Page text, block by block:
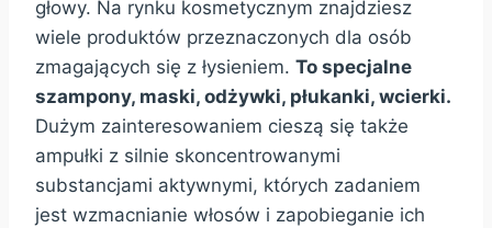
głowy. Na rynku kosmetycznym znajdziesz
wiele produktów przeznaczonych dla osób
zmagających się z łysieniem. To specjalne
szampony, maski, odżywki, płukanki, wcierki.
Dużym zainteresowaniem cieszą się także
ampułki z silnie skoncentrowanymi
substancjami aktywnymi, których zadaniem
jest wzmacnianie włosów i zapobieganie ich